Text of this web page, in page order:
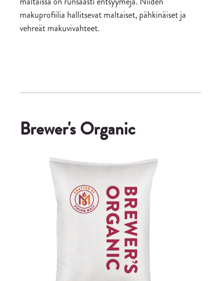
makuprofiilia hallitsevat maltaiset, pähkinäiset ja
vehreät makuvivahteet.
Brewer's Organic